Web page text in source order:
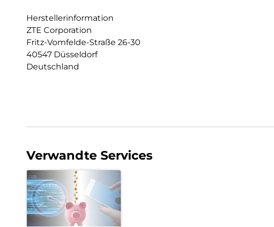
Herstellerinformation
ZTE Corporation
Fritz-Vomfelde-Straße 26-30
40547 Düsseldorf
Deutschland
Verwandte Services